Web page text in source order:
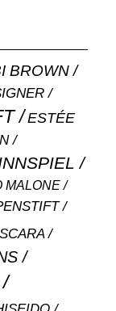
BROWN
ESTÉE
MALONE